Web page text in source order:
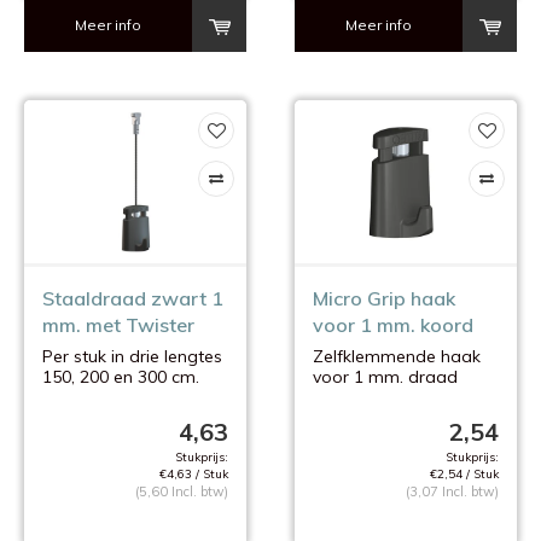
Meer info Meer info
Staaldraad zwart 1
mm. met Twister
Per stuk in drie lengtes
150, 200 en 300 cm.
4,63
Stukprijs:
€4,63 / Stuk
(5,60 Incl. btw)
Micro Grip haak
voor 1 mm. koord
Zelfklemmende haak
voor 1 mm. draad
2,54
Stukprijs:
€2,54 / Stuk
(3,07 Incl. btw)